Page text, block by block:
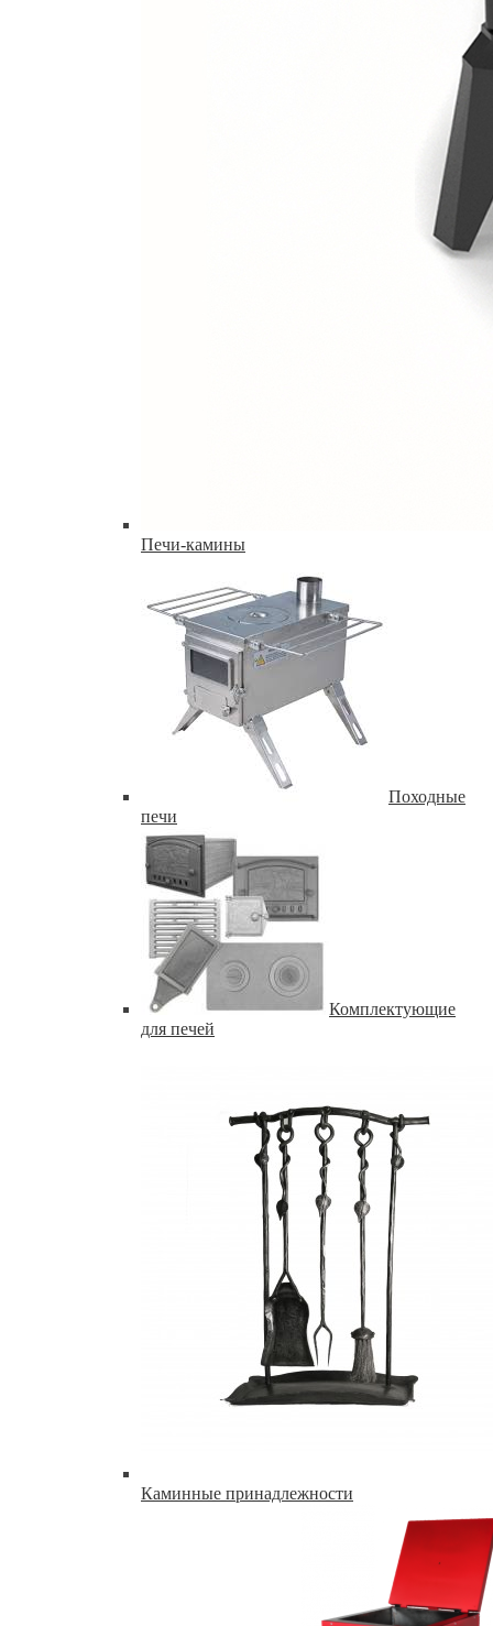
Печи-камины
Походные
печи
Комплектующие
для печей
Каминные принадлежности